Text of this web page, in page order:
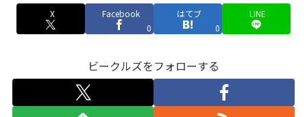
X
Facebook
0
はてブ
0
LINE
ビークルズをフォローする